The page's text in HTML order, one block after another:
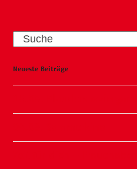
Search
Neueste Beiträge